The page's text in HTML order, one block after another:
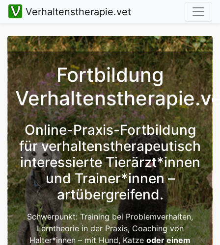
Verhaltenstherapie.vet
Fortbildung
Online-Praxis-Fortbildung
für verhaltenstherapeutisch
interessierte Tierärzt*innen
und Trainer*innen –
artübergreifend.
Schwerpunkt: Training bei Problemverhalten,
Lerntheorie in der Praxis, Coaching von
Halter*innen – mit Hund, Katze oder einem